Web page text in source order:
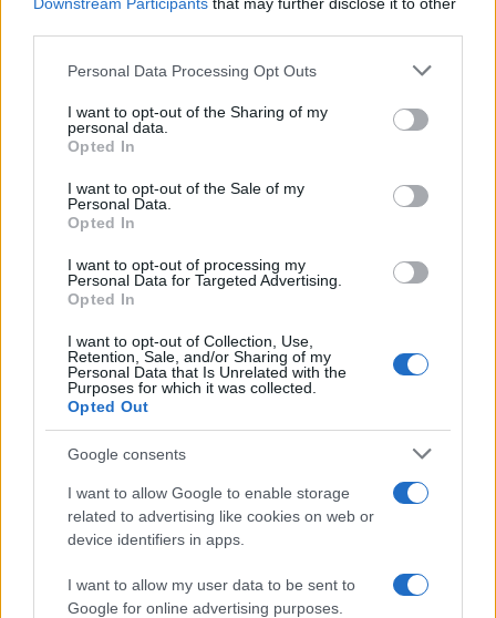
Please note that this website/app uses one or more Google
not limited to your visit or usage behaviour. You may click to
grant or deny consent to Google and its third-party tags to
use your data for below specified purposes in below Google
consent section.
Personal Data Processing Opt Outs
I want to opt-out of the Sharing of my
personal data.
Opted In
I want to opt-out of the Sale of my
Personal Data.
Opted In
I want to opt-out of processing my
Personal Data for Targeted Advertising.
Opted In
I want to opt-out of Collection, Use,
Retention, Sale, and/or Sharing of my
Personal Data that Is Unrelated with the
Purposes for which it was collected.
Opted Out
Google consents
I want to allow Google to enable storage
related to advertising like cookies on web or
device identifiers in apps.
I want to allow my user data to be sent to
Google for online advertising purposes.
Παράλληλα επισπεύδεται η επιστροφή φόρου για το
Κατανάλωσης για το πετρέλαιο, το οποίο αγόρασαν το
πρώτο εξάμηνο του 2022 θα γίνει αρχές Αυγούστου.
Με τον τρόπο αυτό επιτυγχάνεται εξοικονόμηση 44
λεπτών το λίτρο για τα πρώτα 180 λίτρα καυσίμου.
Σημειώνεται ότι η επιδότηση αφορά 60 λίτρα καυσίμου
το μήνα, όπως και το προηγούμενο τρίμηνο.